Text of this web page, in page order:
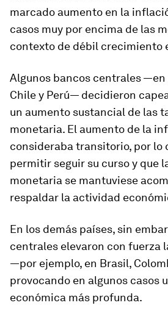
marcado aumento en la
casos muy por encima de las
contexto de débil crecimiento
Algunos bancos centrales
Chile y Perú— decidieron
un aumento sustancial de las
monetaria. El aumento de la
consideraba transitorio, por lo
permitir seguir su curso y que
monetaria se mantuviese
respaldar la actividad
En los demás países, sin
centrales elevaron con fuerza
—por ejemplo, en Brasil,
provocando en algunos casos
económica más profunda.